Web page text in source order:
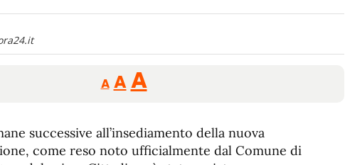
A
Reducir
tamaño
A Restablecer
tamaño
de
fuente
AAumentar
de
successive all’insediamento della nuova
come reso noto ufficialmente dal Comune di